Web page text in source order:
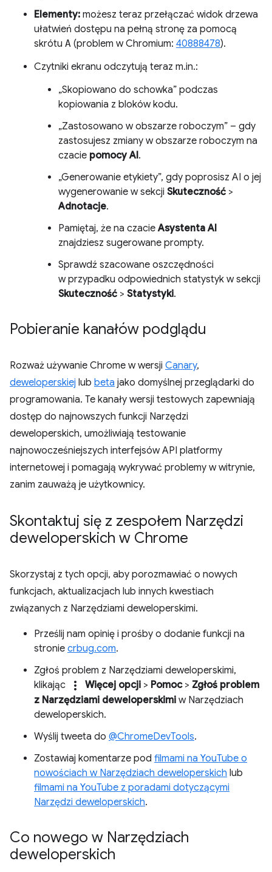
Elementy: możesz teraz przełączać widok drzewa
ułatwień dostępu na pełną stronę za pomocą
skrótu A (problem w Chromium: 40888478).
Czytniki ekranu odczytują teraz m.in.:
„Skopiowano do schowka” podczas
kopiowania z bloków kodu.
„Zastosowano w obszarze roboczym” – gdy
zastosujesz zmiany w obszarze roboczym na
czacie pomocy AI.
„Generowanie etykiety”, gdy poprosisz AI o jej
wygenerowanie w sekcji Skuteczność >
Adnotacje.
Pamiętaj, że na czacieAsystenta AI
znajdziesz sugerowane prompty.
Sprawdź szacowane oszczędności
w przypadku odpowiednich statystyk w sekcji
Skuteczność > Statystyki.
Pobieranie kanałów podglądu
Rozważ używanie Chrome w wersji Canary,
deweloperskiej lub beta jako domyślnej przeglądarki do
programowania. Te kanały wersji testowych zapewniają
dostęp do najnowszych funkcji Narzędzi
deweloperskich, umożliwiają testowanie
najnowocześniejszych interfejsów API platformy
internetowej i pomagają wykrywać problemy w witrynie,
zanim zauważą je użytkownicy.
Skontaktuj się z zespołem Narzędzi
deweloperskich w Chrome
Skorzystaj z tych opcji, aby porozmawiać o nowych
funkcjach, aktualizacjach lub innych kwestiach
związanych z Narzędziami deweloperskimi.
Prześlij nam opinię i prośby o dodanie funkcji na
stronie crbug.com.
Zgłoś problem z Narzędziami deweloperskimi,
klikając
more_vert Więcej opcji > Pomoc> Zgłoś problem
z Narzędziami deweloperskimi w Narzędziach
deweloperskich.
Wyślij tweeta do @ChromeDevTools.
Zostawiaj komentarze pod filmami na YouTube o
nowościach w Narzędziach deweloperskich lub
filmami na YouTube z poradami dotyczącymi
Narzędzi deweloperskich.
Co nowego w Narzędziach
deweloperskich